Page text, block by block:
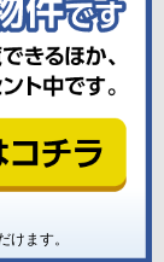
けます。